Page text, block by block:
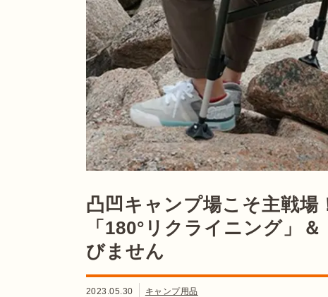
凸凹キャンプ場こそ主戦場
「180°リクライニング」
びません
2023.05.30 キャンプ用品